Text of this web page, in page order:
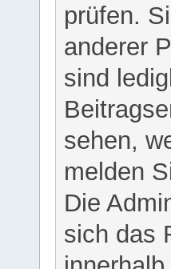
prüfen.
anderer
sind
sehen,
melden
Die
sich das